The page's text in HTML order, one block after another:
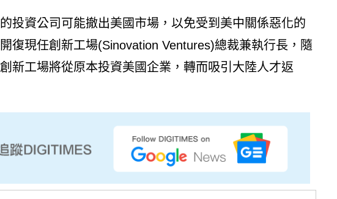
投資公司可能撤出美國市場，以免受到美中關係惡化的
復現任創新工場(Sinovation Ventures)總裁兼執行長，隨
新工場將從原本投資美國企業，轉而吸引大陸人才返